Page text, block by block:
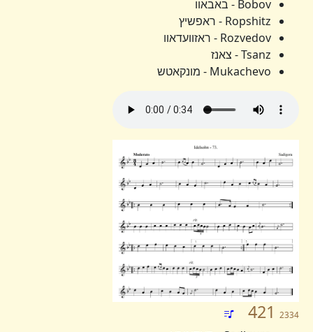
Bobov - באבאוו
Ropshitz - ראפשיץ
Rozvedov - ראזוועדאוו
Tsanz - צאנז
Mukachevo - מונקאטש
421 2334